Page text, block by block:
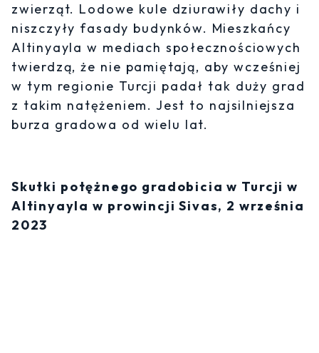
zwierząt. Lodowe kule dziurawiły dachy i
niszczyły fasady budynków. Mieszkańcy
Altinyayla w mediach społecznościowych
twierdzą, że nie pamiętają, aby wcześniej
w tym regionie Turcji padał tak duży grad
z takim natężeniem. Jest to najsilniejsza
burza gradowa od wielu lat.
Skutki potężnego gradobicia w Turcji w
Altinyayla w prowincji Sivas, 2 września
2023